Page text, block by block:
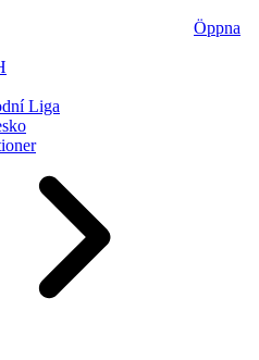
Öppna
Liga